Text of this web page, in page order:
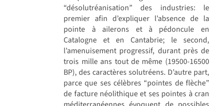
“désolutréanisation” des industries: le
premier afin d’expliquer l’absence de la
pointe à ailerons et à pédoncule en
Catalogne et en Cantabrie; le second,
l’amenuisement progressif, durant près de
trois mille ans tout de même (19500-16500
BP), des caractères solutréens. D’autre part,
parce que ses célèbres “pointes de flèche”
de facture néolithique et ses pointes à cran